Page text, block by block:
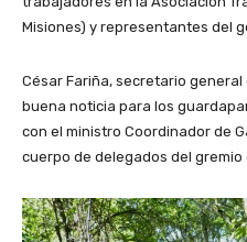
Misiones) y representantes del
César Fariña, secretario general
buena noticia para los
con el ministro Coordinador de
cuerpo de delegados del gremio